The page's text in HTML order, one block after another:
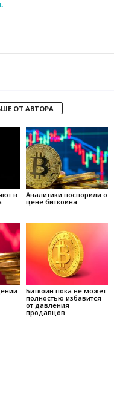
ОТ АВТОРА
в
Аналитики поспорили о
цене биткоина
Биткоин пока не может
полностью избавится
от давления
продавцов